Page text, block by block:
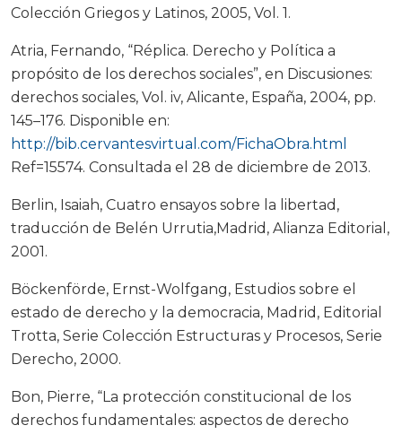
Colección Griegos y Latinos, 2005, Vol. 1.
Atria, Fernando, “Réplica. Derecho y Política a
propósito de los derechos sociales”, en Discusiones:
derechos sociales, Vol. iv, Alicante, España, 2004, pp.
145–176. Disponible en:
http://bib.cervantesvirtual.com/FichaObra.html
Ref=15574. Consultada el 28 de diciembre de 2013.
Berlin, Isaiah, Cuatro ensayos sobre la libertad,
traducción de Belén Urrutia,Madrid, Alianza Editorial,
2001.
Böckenförde, Ernst-Wolfgang, Estudios sobre el
estado de derecho y la democracia, Madrid, Editorial
Trotta, Serie Colección Estructuras y Procesos, Serie
Derecho, 2000.
Bon, Pierre, “La protección constitucional de los
derechos fundamentales: aspectos de derecho